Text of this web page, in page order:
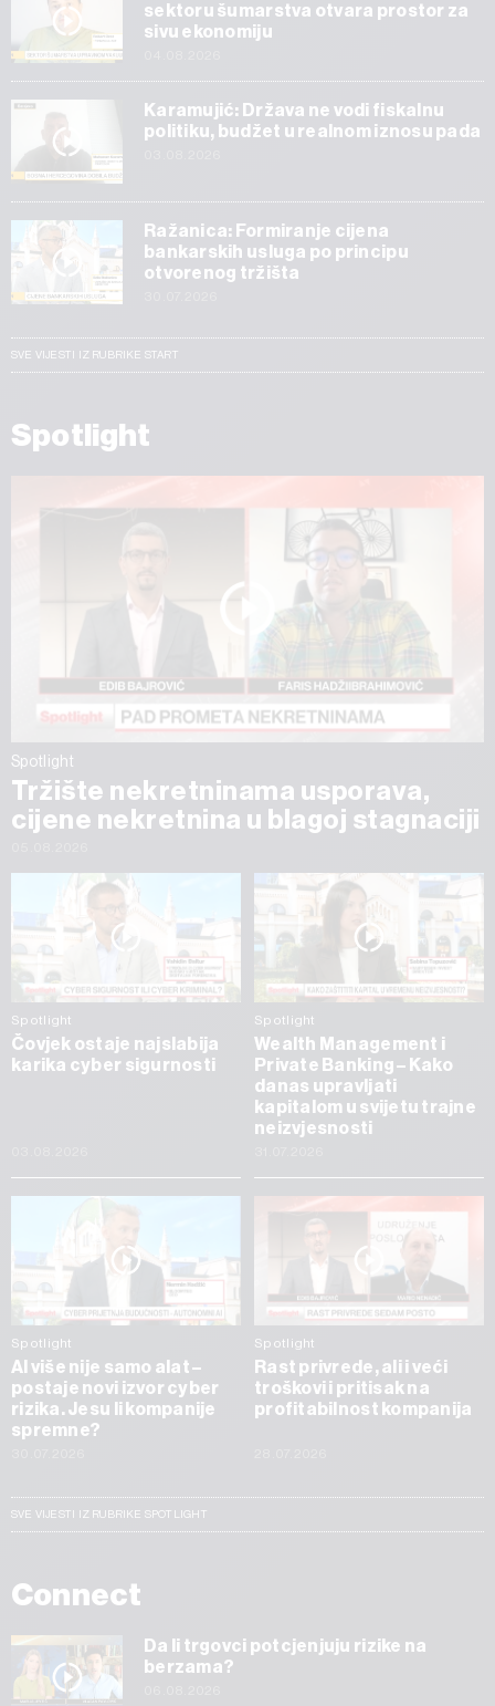
sektoru šumarstva otvara prostor za
sivu ekonomiju
Karamujić: Država ne vodi fiskalnu
politiku, budžet u realnom iznosu pada
Ražanica: Formiranje cijena
bankarskih usluga po principu
otvorenog tržišta
SVE VIJESTI IZ RUBRIKE START
Spotlight
Spotlight
Tržište nekretninama usporava,
cijene nekretnina u blagoj stagnaciji
Spotlight
Čovjek ostaje najslabija
karika cyber sigurnosti
Spotlight
Wealth Management i
Private Banking – Kako
danas upravljati
kapitalom u svijetu trajne
neizvjesnosti
Spotlight
AI više nije samo alat –
postaje novi izvor cyber
rizika. Jesu li kompanije
spremne?
Spotlight
Rast privrede, ali i veći
troškovi i pritisak na
profitabilnost kompanija
SVE VIJESTI IZ RUBRIKE SPOTLIGHT
Connect
Da li trgovci potcjenjuju rizike na
berzama?